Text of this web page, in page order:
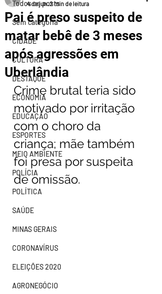
Todos os posts
Sem categoria
CIDADE
CULTURA
DESTAQUE
ECONOMIA
EDUCAÇÃO
ESPORTES
MEIO AMBIENTE
POLÍCIA
POLÍTICA
SAÚDE
MINAS GERAIS
CORONAVÍRUS
ELEIÇÕES 2020
AGRONEGÓCIO
Pai é preso suspeito de
matar bebê de 3 meses
após agressões em
Uberlândia
4 de jun.2 min de leitura
Crime brutal teria sido
motivado por irritação
com o choro da
criança; mãe também
foi presa por suspeita
de omissão.